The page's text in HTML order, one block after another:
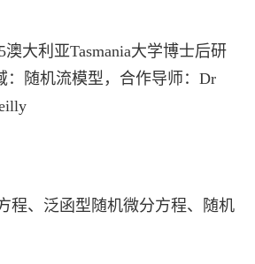
澳大利亚Tasmania大学博士后研
：随机流模型，合作导师 ：Dr
程、泛函型随机微分方程、随机